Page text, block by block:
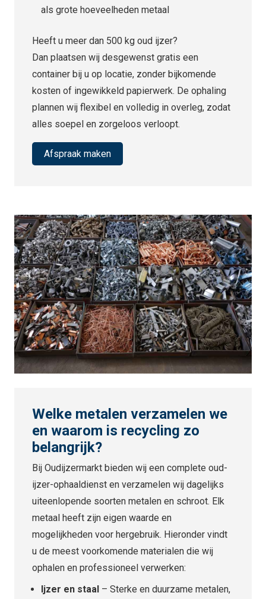
als grote hoeveelheden metaal
Heeft u meer dan 500 kg oud ijzer?
Dan plaatsen wij desgewenst gratis een
container bij u op locatie, zonder bijkomende
kosten of ingewikkeld papierwerk. De ophaling
plannen wij flexibel en volledig in overleg, zodat
alles soepel en zorgeloos verloopt.
Afspraak maken
Welke metalen verzamelen we
en waarom is recycling zo
belangrijk?
Bij Oudijzermarkt bieden wij een complete oud-
ijzer-ophaaldienst en verzamelen wij dagelijks
uiteenlopende soorten metalen en schroot. Elk
metaal heeft zijn eigen waarde en
mogelijkheden voor hergebruik. Hieronder vindt
u de meest voorkomende materialen die wij
ophalen en professioneel verwerken:
Ijzer en staal – Sterke en duurzame metalen,